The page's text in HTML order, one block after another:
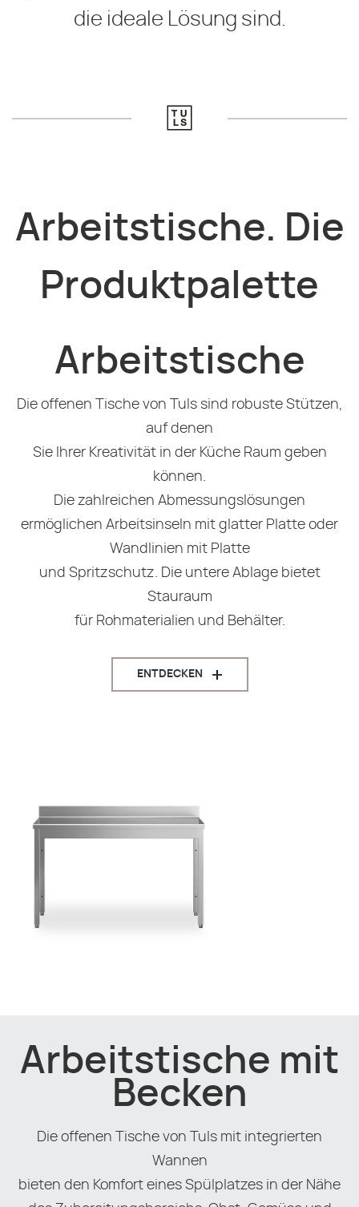
die ideale Lösung sind.
Arbeitstische. Die
Produktpalette
Arbeitstische
Die offenen Tische von Tuls sind robuste Stützen,
auf denen
Sie Ihrer Kreativität in der Küche Raum geben
können.
Die zahlreichen Abmessungslösungen
ermöglichen Arbeitsinseln mit glatter Platte oder
Wandlinien mit Platte
und Spritzschutz. Die untere Ablage bietet
Stauraum
für Rohmaterialien und Behälter.
ENTDECKEN
Arbeitstische mit
Becken
Die offenen Tische von Tuls mit integrierten
Wannen
bieten den Komfort eines Spülplatzes in der Nähe